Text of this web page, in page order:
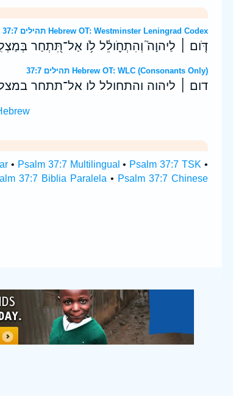
תהילים 37:7 Hebrew OT: Westminster Leningrad Codex
דֹּ֤ום ׀ לַיהוָה֮ וְהִתְחֹ֪ולֵ֫ל לֹ֥ו אַל־תִּ֭תְחַר
תהילים 37:7 Hebrew OT: WLC (Consonants Only)
דום ׀ ליהוה והתחולל לו אל־תתחר
• Psalm 37:7 Multilingual • Psalm 37:7 TSK •
37:7 Biblia Paralela • Psalm 37:7 Chinese